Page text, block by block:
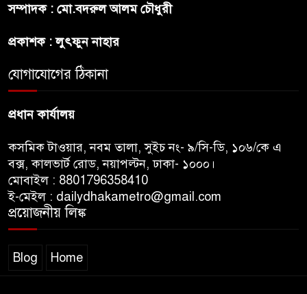
বন্ধুত্ব : ব্রেট লি
সম্পাদক : মো.বদরুল আলম চৌধুরী
প্রকাশক : লুৎফুন নাহার
যোগাযোগের ঠিকানা
প্রধান কার্যালয়
কসমিক টাওয়ার, নবম তালা, সুইচ নং- ৯/সি-ডি, ১০৬/কে এ
বক্স, কালভার্ট রোড, নয়াপল্টন, ঢাকা- ১০০০।
মোবাইল : 8801796358410
ই-মেইল : dailydhakametro@gmail.com
প্রয়োজনীয় লিঙ্ক
Blog Home